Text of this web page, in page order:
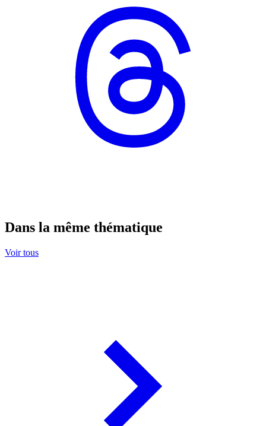
Dans la même thématique
Voir tous